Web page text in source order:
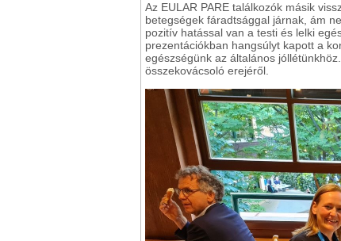
Az EULAR PARE találkozók másik
betegségek fáradtsággal járnak, ám
pozitív hatással van a testi és lelki
prezentációkban hangsúlyt kapott a
egészségünk az általános
összekovácsoló erejéről.